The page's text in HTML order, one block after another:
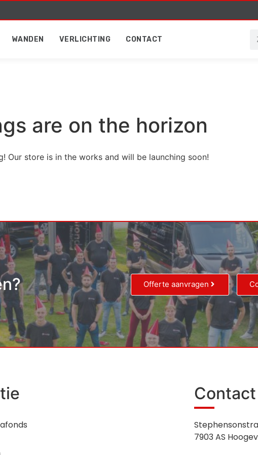
WANDEN VERLICHTING CONTACT
are on the horizon
Our store is in the works and will be launching soon!
Offerte aanvragen
Contact
7903 AS